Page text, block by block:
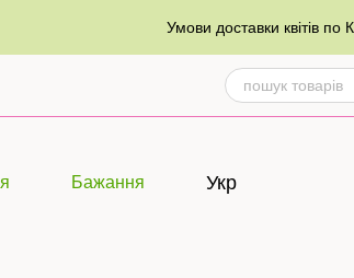
Умови доставки квітів
Бажання Укр